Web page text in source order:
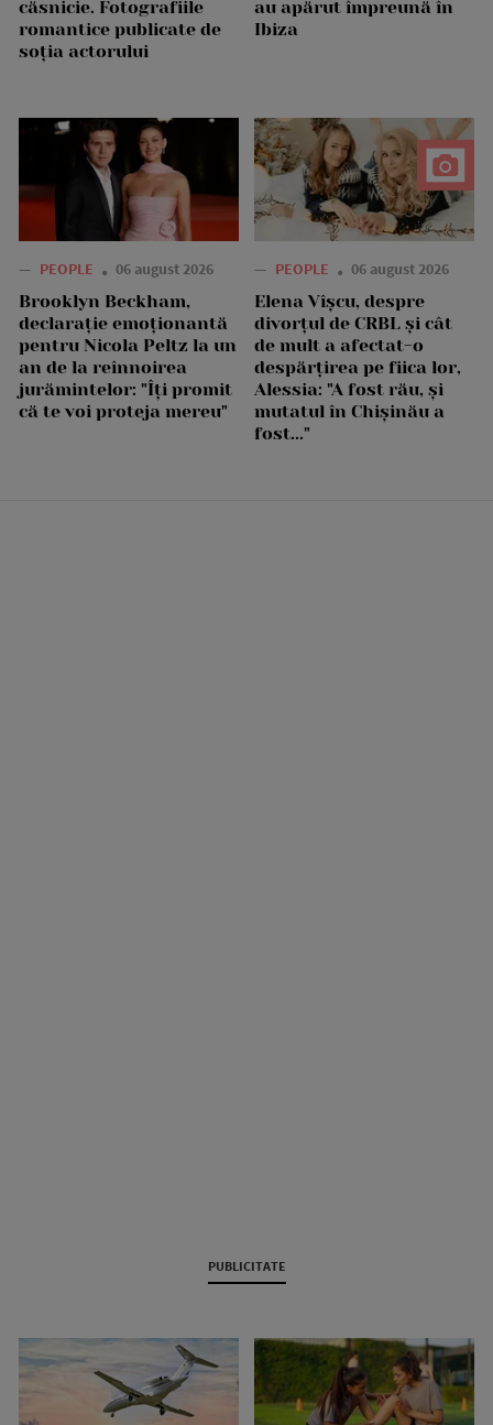
căsnicie. Fotografiile
romantice publicate de
soția actorului
au apărut împreună în
Ibiza
— PEOPLE 06 august 2026
Brooklyn Beckham,
declarație emoționantă
pentru Nicola Peltz la un
an de la reînnoirea
jurămintelor: "Îți promit
că te voi proteja mereu"
— PEOPLE 06 august 2026
Elena Vîșcu, despre
divorțul de CRBL și cât
de mult a afectat-o
despărțirea pe fiica lor,
Alessia: "A fost rău, și
mutatul în Chișinău a
fost..."
PUBLICITATE